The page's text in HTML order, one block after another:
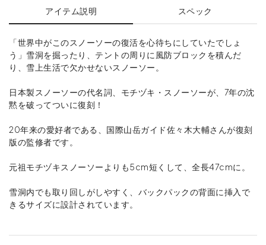
アイテム説明 スペック
「世界中がこのスノーソーの復活を心待ちにしていたでしょ
う」雪洞を掘ったり、テントの周りに風防ブロックを積んだ
り、雪上生活で欠かせないスノーソー。
日本製スノーソーの代名詞、モチヅキ・スノーソーが、7年の沈
黙を破ってついに復刻！
20年来の愛好者である、国際山岳ガイド佐々木大輔さんが復刻
版の監修者です。
元祖モチヅキスノーソーよりも5cm短くして、全長47cmに。
雪洞内でも取り回しがしやすく、バックパックの背面に挿入で
きるサイズに設計されています。